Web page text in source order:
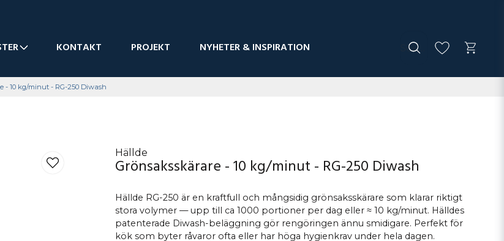
KONTAKT PROJEKT NYHETER & INSPIRATION
- 10 kg/minut - RG-250 Diwash
Hällde
Grönsaksskärare - 10 kg/minut - RG-250 Diwash
Hällde RG-250 är en kraftfull och mångsidig grönsaksskärare som klarar riktigt
stora volymer — upp till ca 1000 portioner per dag eller ≈ 10 kg/minut. Hälldes
patenterade Diwash-beläggning gör rengöringen ännu smidigare. Perfekt för
kök som byter råvaror ofta eller har höga hygienkrav under hela dagen.